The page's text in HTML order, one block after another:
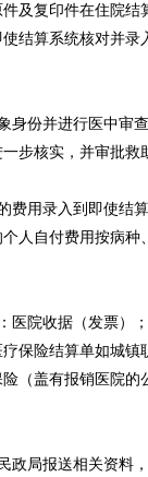
及复印件在住院结
结算系统核对并录
身份并进行医中审
步核实，并审批救
费用录入到即使结
人自付费用按病种
医院收据（发票）
保险结算单如城镇
（盖有报销医院的
政局报送相关资料